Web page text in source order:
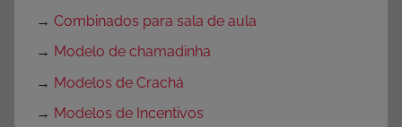
→ Combinados para sala de aula
→ Modelo de chamadinha
→ Modelos de Crachá
→ Modelos de Incentivos